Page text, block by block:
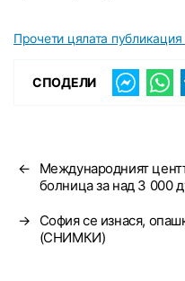
Прочети цялата публикация
СПОДЕЛИ
←
Международният
болница за над 3
→
София се изнася,
(СНИМКИ)